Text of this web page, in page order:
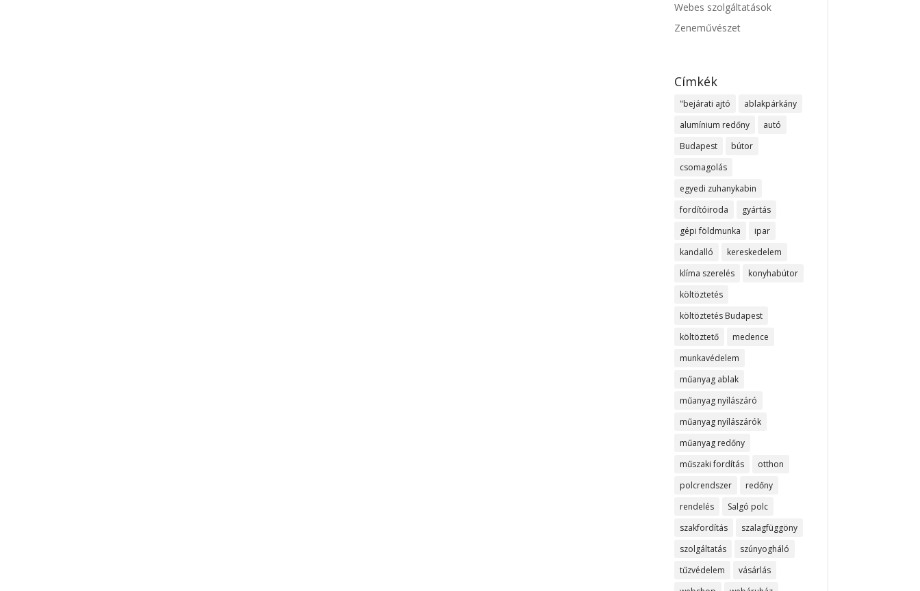
Webes szolgáltatások
Zeneművészet
Címkék
"bejárati ajtó
ablakpárkány
alumínium redőny
autó
Budapest
bútor
csomagolás
egyedi zuhanykabin
fordítóiroda
gyártás
gépi földmunka
ipar
kandalló
kereskedelem
klíma szerelés
konyhabútor
költöztetés
költöztetés Budapest
költöztető
medence
munkavédelem
műanyag ablak
műanyag nyílászáró
műanyag nyílászárók
műanyag redőny
műszaki fordítás
otthon
polcrendszer
redőny
rendelés
Salgó polc
szakfordítás
szalagfüggöny
szolgáltatás
szúnyogháló
tűzvédelem
vásárlás